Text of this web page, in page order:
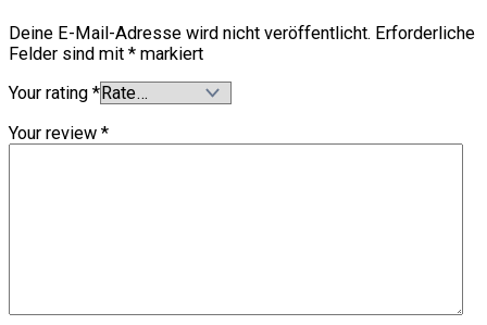
Deine E-Mail-Adresse wird nicht veröffentlicht. Erforderliche
Felder sind mit * markiert
Your rating *
Your review *